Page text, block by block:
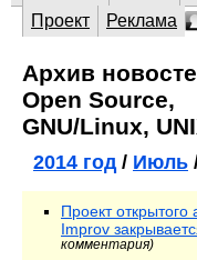
Проект
Реклама
Архив
Open Source,
GNU/Linux,
2014 год/ Июль
Проект
Improv
комментария)